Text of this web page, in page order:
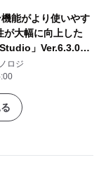
能がより使いやす
が大幅に向上した
」Ver.6.3.0を
ロジ